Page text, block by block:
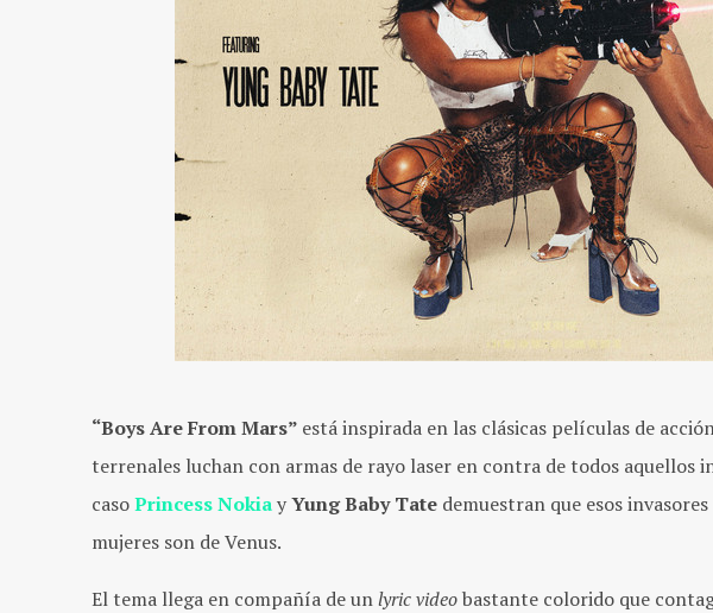
“Boys Are From Mars” está inspirada en las clásicas películas de
terrenales luchan con armas de rayo laser en contra de todos aquellos
casoPrincess NokiayYung Baby Tate demuestran que esos
mujeres son de Venus.
El tema llega en compañía de unlyric videobastante colorido que